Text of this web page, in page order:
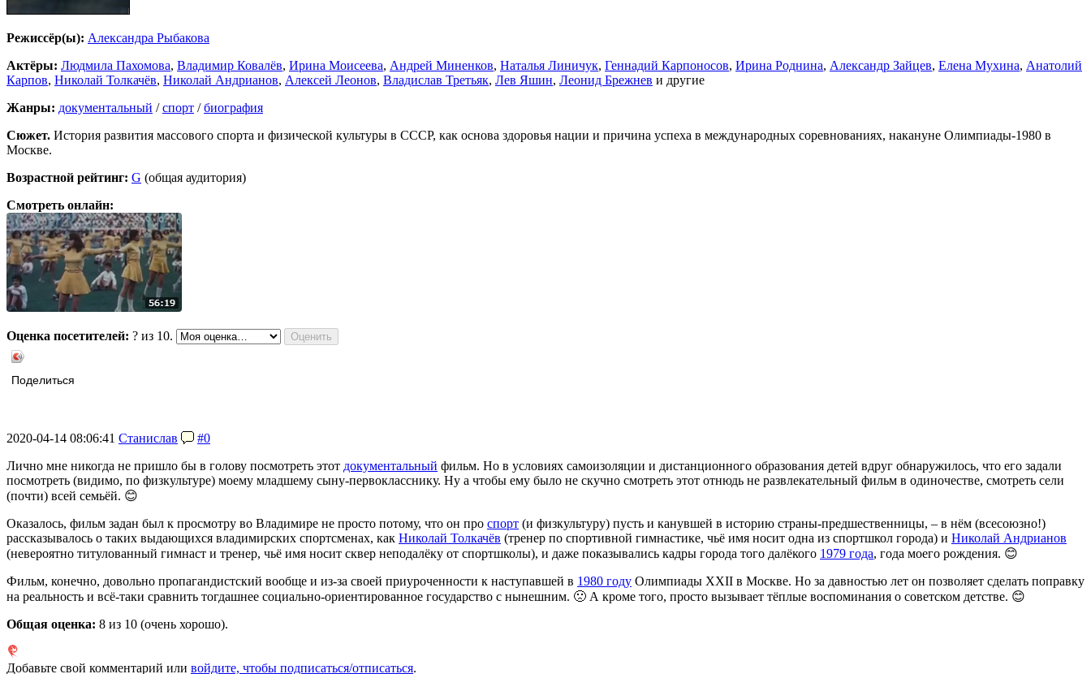
Режиссёр(ы): Александра Рыбакова
Актёры: Людмила Пахомова, Владимир Ковалёв, Ирина Моисеева, Андрей Миненков, Наталья Линичук, Геннадий Карпоносов, Ирина Роднина, Александр Зайцев, Елена Мухина, Анатолий
Карпов, Николай Толкачёв, Николай Андрианов, Алексей Леонов, Владислав Третьяк, Лев Яшин, Леонид Брежнев и другие
Жанры: документальный /спорт /биография
Сюжет. История развития массового спорта и физической культуры в СССР, как основа здоровья нации и причина успеха в международных соревнованиях, накануне Олимпиады-1980 в
Москве.
Возрастной рейтинг: G (общая аудитория)
Смотреть онлайн:
Оценка посетителей: ? из 10.
Поделиться
2020-04-14 08:06:41 Станислав
#0
Лично мне никогда не пришло бы в голову посмотреть этот документальный фильм. Но в условиях самоизоляции и дистанционного образования детей вдруг обнаружилось, что его задали
посмотреть (видимо, по физкультуре) моему младшему сыну-первокласснику. Ну а чтобы ему было не скучно смотреть этот отнюдь не развлекательный фильм в одиночестве, смотреть сели
(почти) всей семьёй. 😊
Оказалось, фильм задан был к просмотру во Владимире не просто потому, что он про спорт (и физкультуру) пусть и канувшей в историю страны-предшественницы, – в нём (всесоюзно!)
рассказывалось о таких выдающихся владимирских спортсменах, как Николай Толкачёв (тренер по спортивной гимнастике, чьё имя носит одна из спортшкол города) и Николай Андрианов
(невероятно титулованный гимнаст и тренер, чьё имя носит сквер неподалёку от спортшколы), и даже показывались кадры города того далёкого 1979 года, года моего рождения. 😊
Фильм, конечно, довольно пропагандистский вообще и из-за своей приуроченности к наступавшей в 1980 году Олимпиады XXII в Москве. Но за давностью лет он позволяет сделать поправку
на реальность и всё-таки сравнить тогдашнее социально-ориентированное государство с нынешним. 🙁 А кроме того, просто вызывает тёплые воспоминания о советском детстве. 😊
Общая оценка: 8 из 10 (очень хорошо).
Добавьте свой комментарий или войдите, чтобы подписаться/отписаться.